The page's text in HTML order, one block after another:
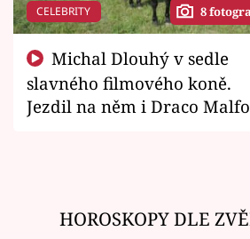
CELEBRITY 8
slavného filmového koně.
Jezdil na něm i Draco
HOROSKOPY DLE